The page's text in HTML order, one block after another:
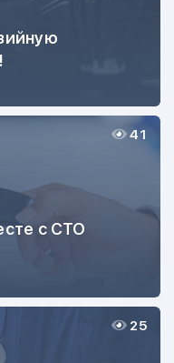
с СТО
41
25